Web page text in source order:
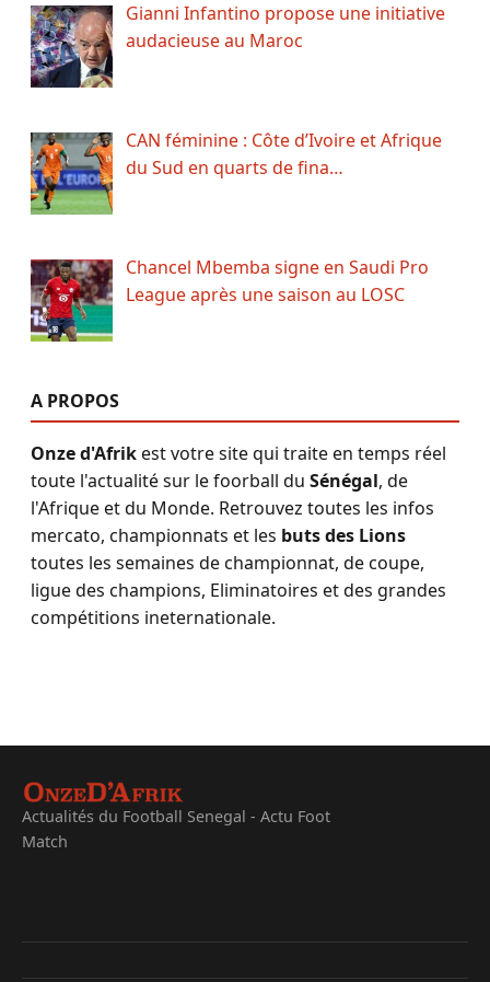
Gianni Infantino propose une initiative
audacieuse au Maroc
CAN féminine : Côte d’Ivoire et Afrique
du Sud en quarts de fina…
Chancel Mbemba signe en Saudi Pro
League après une saison au LOSC
A PROPOS
Onze d'Afrikest votre site qui traite en temps réel
toute l'actualité sur le foorball du Sénégal, de
l'Afrique et du Monde. Retrouvez toutes les infos
mercato, championnats et les buts des Lions
toutes les semaines de championnat, de coupe,
ligue des champions, Eliminatoires et des grandes
compétitions ineternationale.
Actualités du Football Senegal - Actu Foot
Match